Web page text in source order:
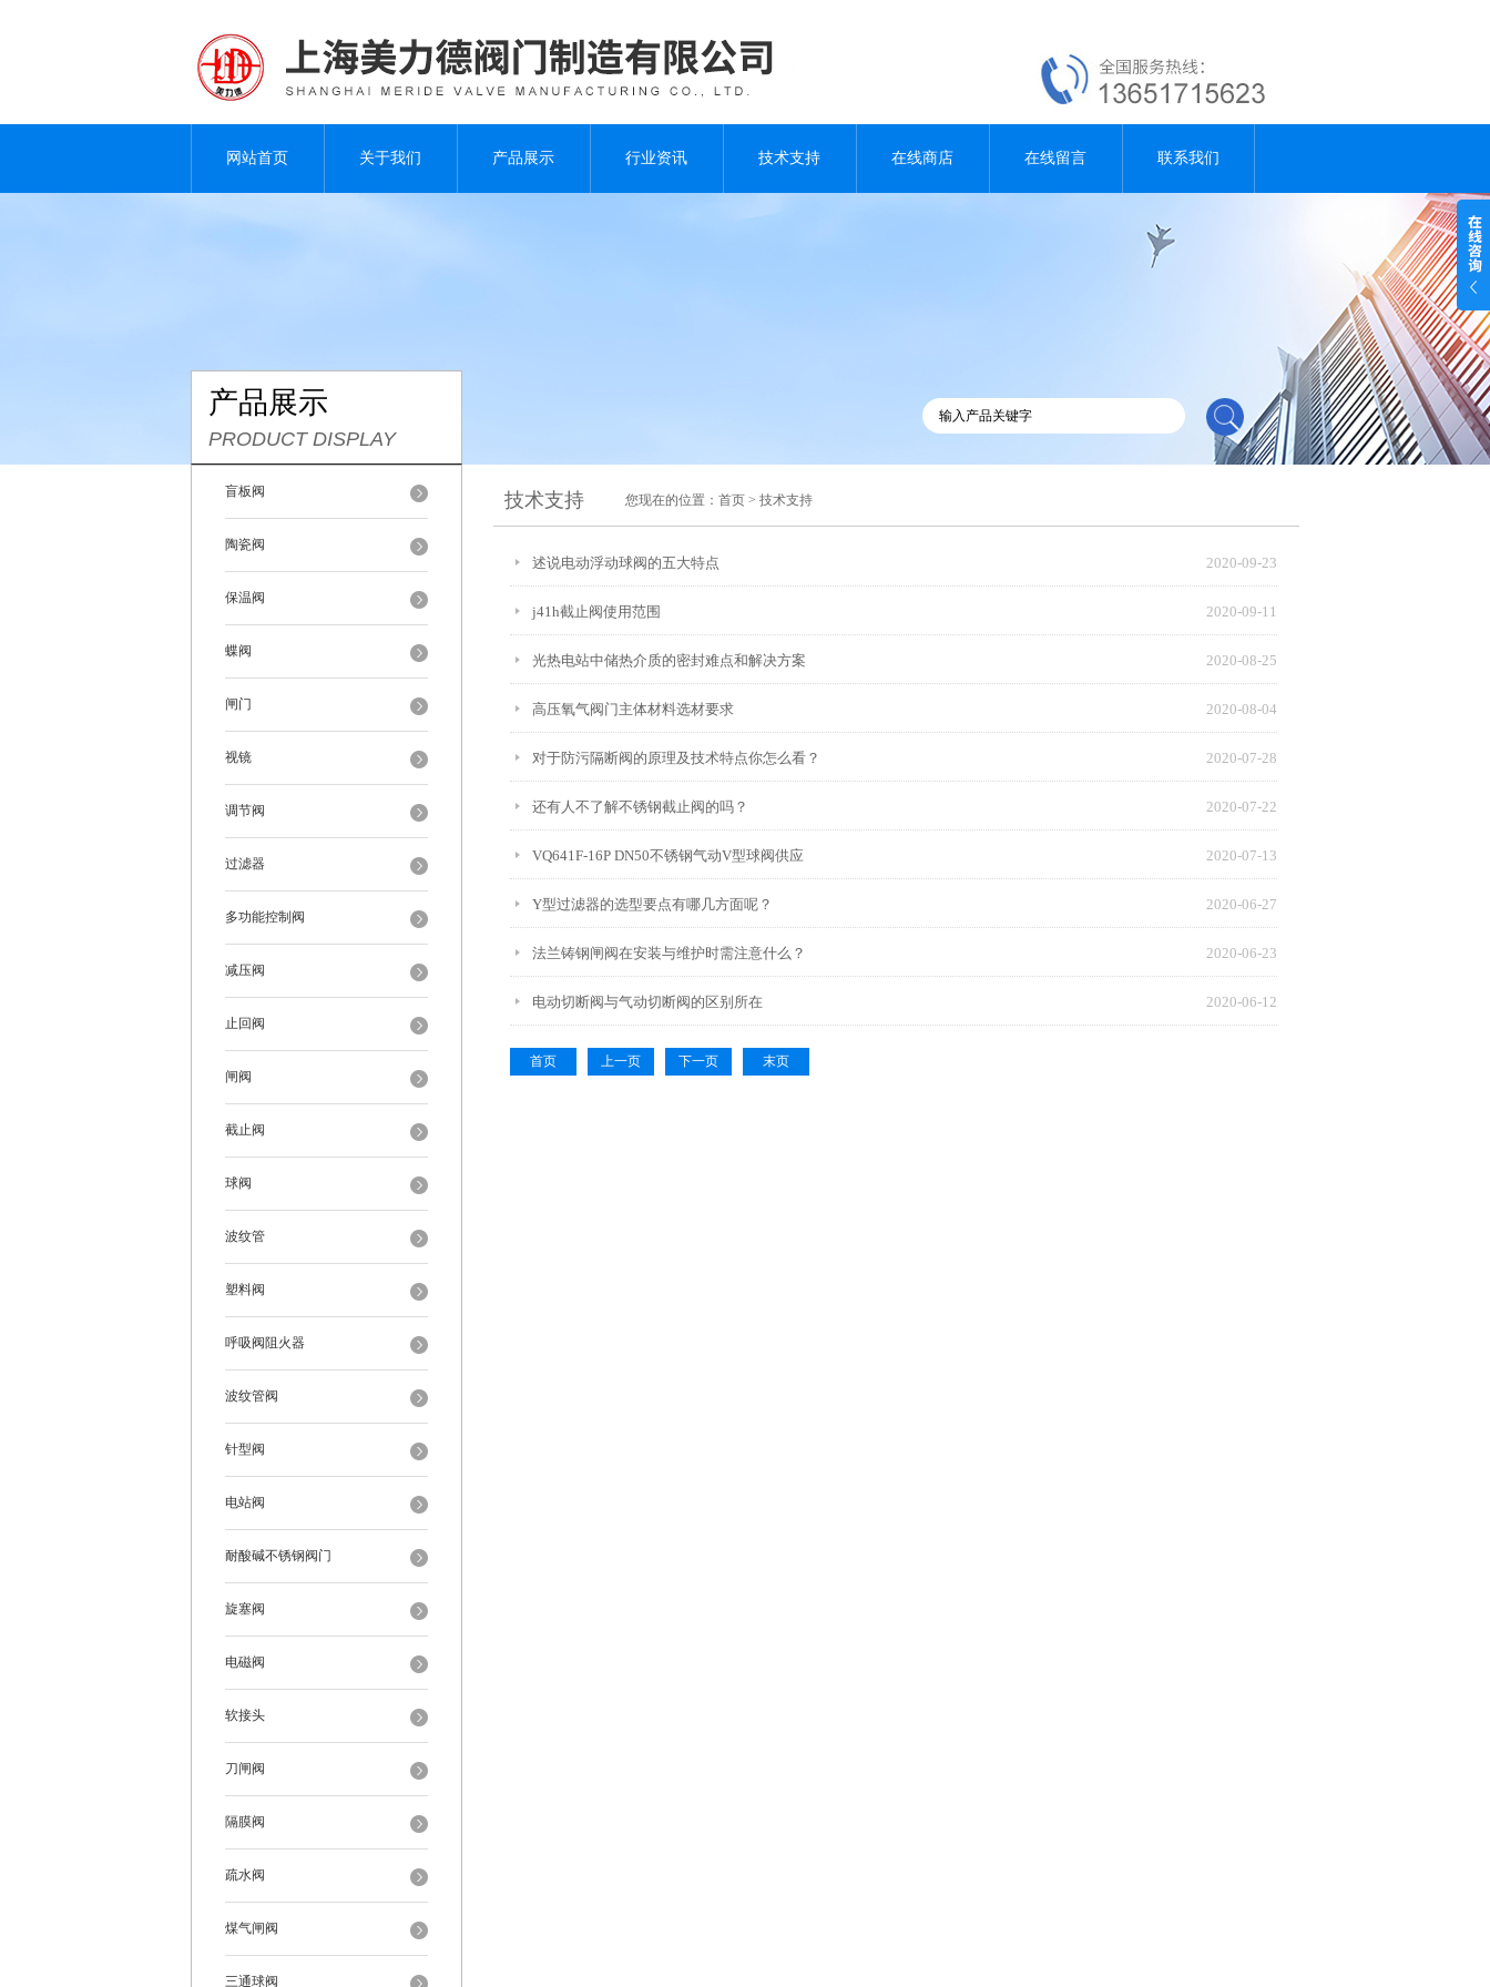
网站首页 关于我们 产品展示 行业资讯 技术支持 在线商店 在线留言 联系我们
产品展示
PRODUCT DISPLAY
盲板阀
陶瓷阀
保温阀
蝶阀
闸门
视镜
调节阀
过滤器
多功能控制阀
减压阀
止回阀
闸阀
截止阀
球阀
波纹管
塑料阀
呼吸阀阻火器
波纹管阀
针型阀
电站阀
耐酸碱不锈钢阀门
旋塞阀
电磁阀
软接头
刀闸阀
隔膜阀
疏水阀
煤气闸阀
三通球阀
技术支持 您现在的位置： 首页 > 技术支持
述说电动浮动球阀的五大特点 2020-09-23
j41h截止阀使用范围 2020-09-11
光热电站中储热介质的密封难点和解决方案 2020-08-25
高压氧气阀门主体材料选材要求 2020-08-04
对于防污隔断阀的原理及技术特点你怎么看？ 2020-07-28
还有人不了解不锈钢截止阀的吗？ 2020-07-22
VQ641F-16P DN50不锈钢气动V型球阀供应 2020-07-13
Y型过滤器的选型要点有哪几方面呢？ 2020-06-27
法兰铸钢闸阀在安装与维护时需注意什么？ 2020-06-23
电动切断阀与气动切断阀的区别所在 2020-06-12
首页 上一页 下一页 末页